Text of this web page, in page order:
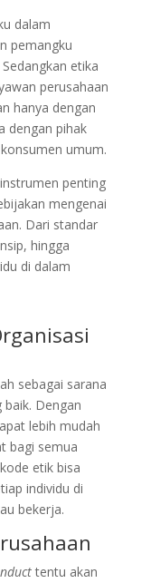
dalam
pemangku
etika
perusahaan
hanya dengan
dengan pihak
umum.
penting
mengenai
Dari standar
hingga
di dalam
sebagai sarana
Dengan
lebih mudah
bagi semua
etik bisa
individu di
bekerja.
tentu akan